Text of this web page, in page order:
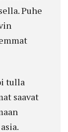
Puhe
tulla
saavat